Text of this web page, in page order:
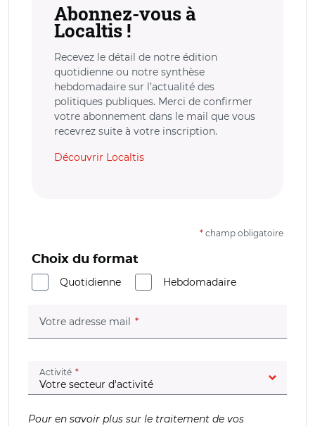
Abonnez-vous à
Localtis !
Recevez le détail de notre édition
quotidienne ou notre synthèse
hebdomadaire sur l’actualité des
politiques publiques. Merci de confirmer
votre abonnement dans le mail que vous
recevrez suite à votre inscription.
Découvrir Localtis
* champ obligatoire
Choix du format
Quotidienne
Hebdomadaire
Votre adresse mail (champ obligatoire)
Activité (champ obligatoire)
Pour en savoir plus sur le traitement de vos